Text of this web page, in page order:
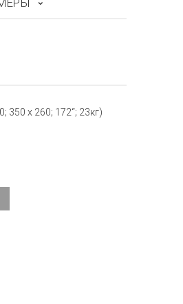
350 x 260; 172“; 23кг)